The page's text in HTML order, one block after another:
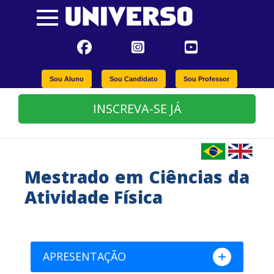
Sou Aluno Sou Candidato Sou Professor
INSCREVA-SE JÁ
Mestrado em Ciências da
Atividade Física
APRESENTAÇÃO